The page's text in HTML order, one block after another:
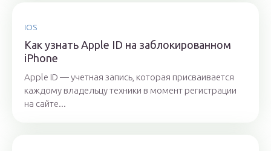
IOS
Как узнать Apple ID на заблокированном
iPhone
Apple ID — учетная запись, которая присваивается
каждому владельцу техники в момент регистрации
на сайте...